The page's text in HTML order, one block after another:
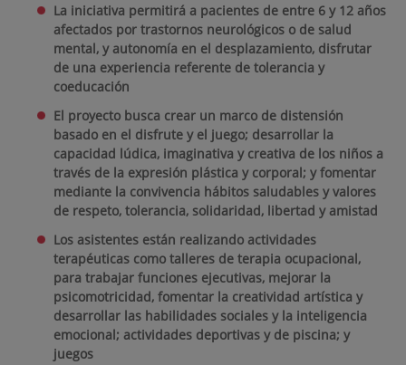
La iniciativa permitirá a pacientes de entre 6 y 12 años
afectados por trastornos neurológicos o de salud
mental, y autonomía en el desplazamiento, disfrutar
de una experiencia referente de tolerancia y
coeducación
El proyecto busca crear un marco de distensión
basado en el disfrute y el juego; desarrollar la
capacidad lúdica, imaginativa y creativa de los niños a
través de la expresión plástica y corporal; y fomentar
mediante la convivencia hábitos saludables y valores
de respeto, tolerancia, solidaridad, libertad y amistad
Los asistentes están realizando actividades
terapéuticas como talleres de terapia ocupacional,
para trabajar funciones ejecutivas, mejorar la
psicomotricidad, fomentar la creatividad artística y
desarrollar las habilidades sociales y la inteligencia
emocional; actividades deportivas y de piscina; y
juegos